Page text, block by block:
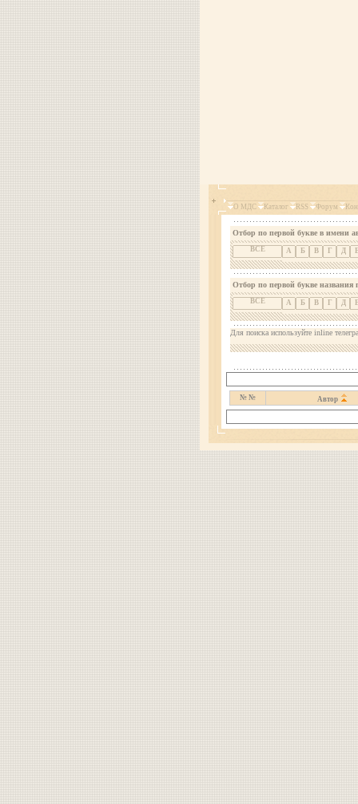
О МДС Каталог RSS Форум
Отбор по первой букве в имени
ВСЕ А Б В Г Д
Отбор по первой букве названия
ВСЕ А Б В Г Д
Для поиска используйте inline
№ № Автор